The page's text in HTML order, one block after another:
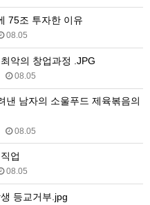
75조 투자한 이유
08.05
악의 창업과정 .JPG
08.05
08.05
업
08.05
등교거부.jpg